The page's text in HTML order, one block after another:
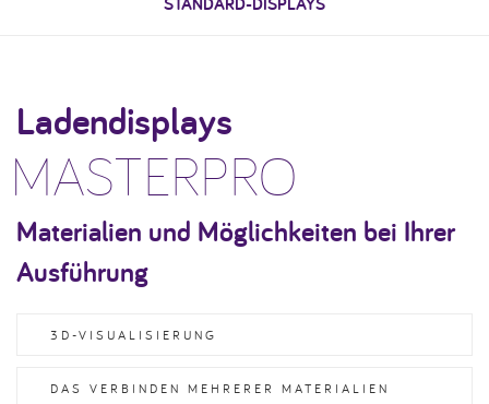
Ladendisplays
MASTERPRO
Materialien und Möglichkeiten bei Ihrer
Ausführung
3D-VISUALISIERUNG
DAS VERBINDEN MEHRERER MATERIALIEN